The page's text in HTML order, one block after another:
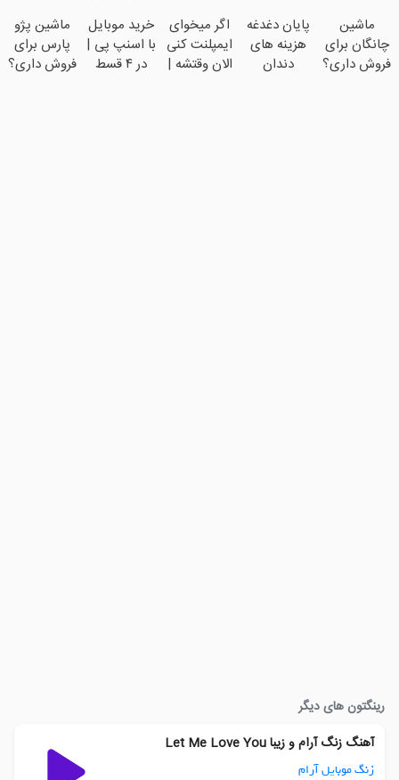
پرقدرته55%تخفیف
پولدارشی!
باور نداری
امتحانش
ماشین
چانگان برای
فروش داری؟
پایان دغدغه
هزینه های
دندان
اگر میخوای
ایمپلنت کنی
الان وقتشه |
خرید موبایل
با اسنپ پی |
در ۴ قسط
ماشین پژو
پارس برای
فروش داری؟
رینگتون های دیگر
آهنگ زنگ آرام و زیبا Let Me Love You
زنگ موبایل آرام